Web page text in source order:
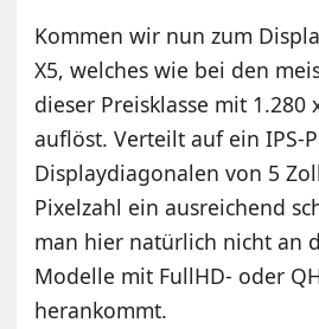
Kommen wir nun zum
X5, welches wie bei den
dieser Preisklasse mit 1.280
auflöst. Verteilt auf ein IPS-
Displaydiagonalen von 5
Pixelzahl ein ausreichend
man hier natürlich nicht an
Modelle mit FullHD- oder
herankommt.